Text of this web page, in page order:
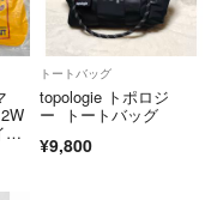
さい。
エ
トートバッグ
topologie トポロジ
ー トートバッグ
¥9,800